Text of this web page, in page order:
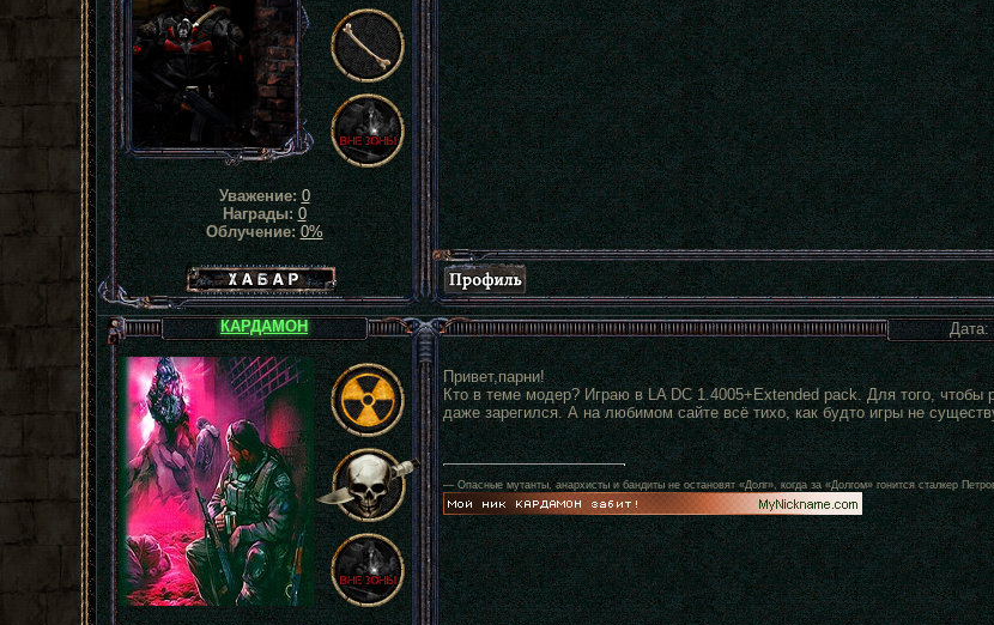
Уважение:0
Награды: 0
Облучение:0%
Хабар сталкера
Дата:
Привет,парни!
Кто в теме модер? Играю в LA DC 1.4005+Extended pack. Для того,
даже зарегился. А на любимом сайте всё тихо, как будто игры не
— Опасные мутанты, анархисты и бандиты не остановят «Долг», когда за «Долгом» гонится сталкер
КАРДАМОН